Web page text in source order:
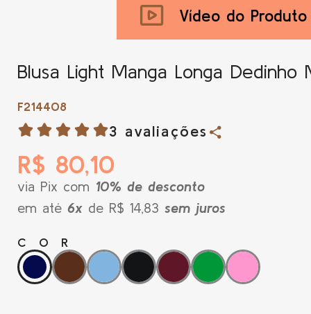
Vídeo do Produto
Blusa Light Manga Longa Dedinho
F214408
3 avaliações
R$ 80,10
via Pix com 10% de desconto
em até 6x de R$ 14,83 sem juros
COR